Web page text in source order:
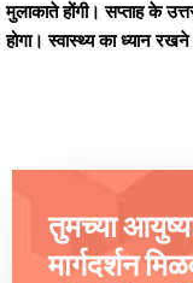
मुलाकाते होंगी। सप्ताह के
होगा। स्वास्थ्य का ध्यान
तुमच्या
मार्गदर्शन